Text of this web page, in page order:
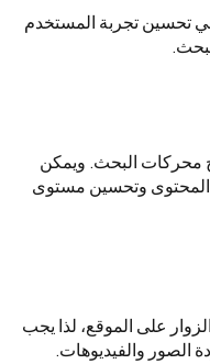
تحسين تجربة المستخدم
محركات البحث. ويمكن
وتحسين مستوى
على الموقع، لذا يجب
الصور والفيديوهات.